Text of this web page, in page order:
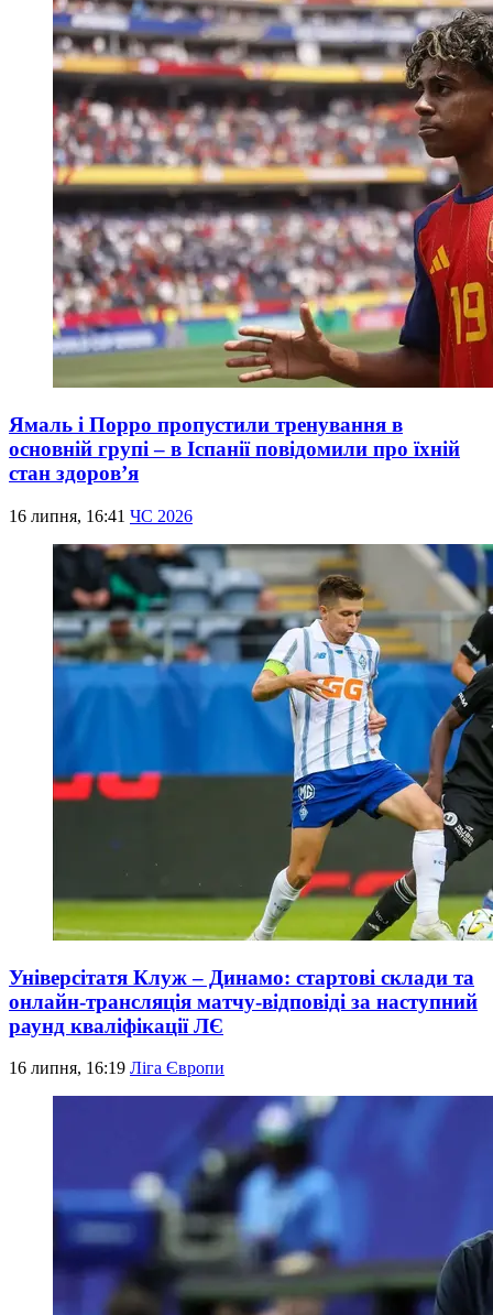
Ямаль і Порро пропустили тренування в
основній групі – в Іспанії повідомили про їхній
стан здоров’я
16 липня, 16:41 ЧС 2026
Універсітатя Клуж – Динамо: стартові склади та
онлайн-трансляція матчу-відповіді за наступний
раунд кваліфікації ЛЄ
16 липня, 16:19 Ліга Європи